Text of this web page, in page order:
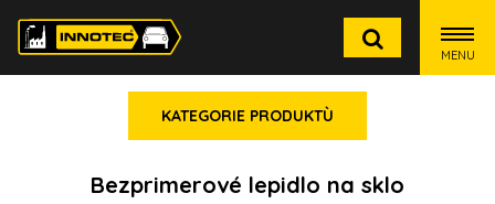
MENU
KATEGORIE PRODUKTÙ
Bezprimerové lepidlo na sklo